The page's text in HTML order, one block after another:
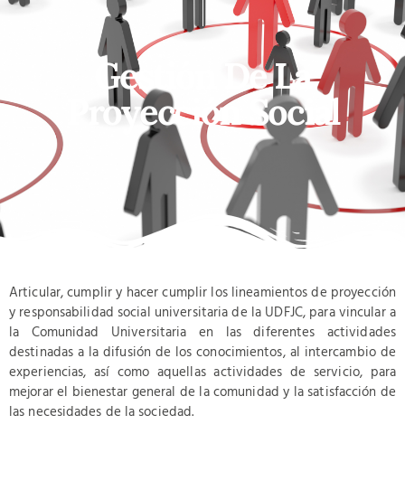
Gestión De La
Proyección Social
Articular, cumplir y hacer cumplir los lineamientos de proyección
y responsabilidad social universitaria de la UDFJC, para vincular a
la Comunidad Universitaria en las diferentes actividades
destinadas a la difusión de los conocimientos, al intercambio de
experiencias, así como aquellas actividades de servicio, para
mejorar el bienestar general de la comunidad y la satisfacción de
las necesidades de la sociedad.